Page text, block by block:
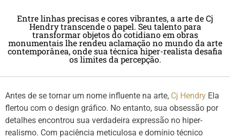
Entre linhas precisas e cores vibrantes, a arte de Cj
Hendry transcende o papel. Seu talento para
transformar objetos do cotidiano em obras
monumentais lhe rendeu aclamação no mundo da arte
contemporânea, onde sua técnica hiper-realista desafia
os limites da percepção.
Antes de se tornar um nome influente na arte, Cj Hendry Ela
flertou com o design gráfico. No entanto, sua obsessão por
detalhes encontrou sua verdadeira expressão no hiper-
realismo. Com paciência meticulosa e domínio técnico